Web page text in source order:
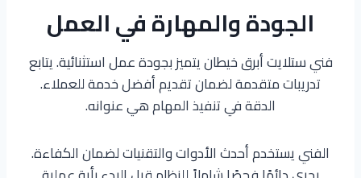
الجودة والمهارة في العمل
فني ستلايت أبرق خيطان يتميز بجودة عمل استثنائية. يتابع
تدريبات متقدمة لضمان تقديم أفضل خدمة للعملاء.
الدقة في تنفيذ المهام هي عنوانه.
الفني يستخدم أحدث الأدوات والتقنيات لضمان الكفاءة.